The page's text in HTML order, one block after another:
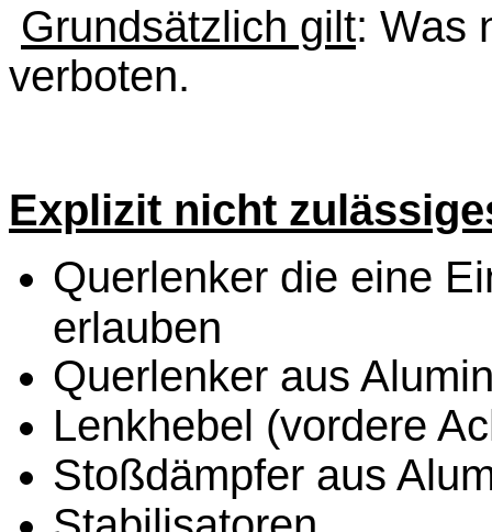
Grundsätzlich gilt: Was
verboten.
Explizit nicht
Querlenker die eine
erlauben
Querlenker aus
Lenkhebel (vordere
Stoßdämpfer aus